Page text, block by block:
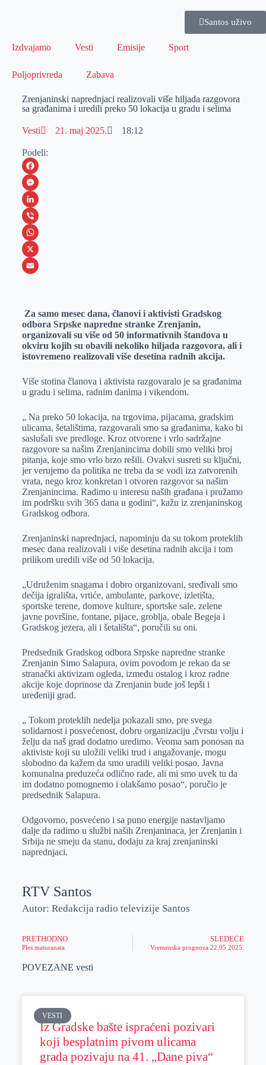
Santos uživo
Izdvajamo Vesti Emisije Sport
Poljoprivreda Zabava
Zrenjaninski naprednjaci realizovali više hiljada razgovora
sa građanima i uredili preko 50 lokacija u gradu i selima
Vesti 21. maj 2025. 18:12
Podeli:
F
a
c
e
b
o
M
e
s
s
e
e
r
L
i
n
k
I
n
V
i
b
W
h
s
A
p
X
a
i
l
Za samo mesec dana, članovi i aktivisti Gradskog
odbora Srpske napredne stranke Zrenjanin,
organizovali su više od 50 informativnih štandova u
okviru kojih su obavili nekoliko hiljada razgovora, ali i
istovremeno realizovali više desetina radnih akcija.
Više stotina članova i aktivista razgovaralo je sa građanima
u gradu i selima, radnim danima i vikendom.
„ Na preko 50 lokacija, na trgovima, pijacama, gradskim
ulicama, šetalištima, razgovarali smo sa građanima, kako bi
saslušali sve predloge. Kroz otvorene i vrlo sadržajne
razgovore sa našim Zrenjanincima dobili smo veliki broj
pitanja, koje smo vrlo brzo rešili. Ovakvi susreti su ključni,
jer verujemo da politika ne treba da se vodi iza zatvorenih
vrata, nego kroz konkretan i otvoren razgovor sa našim
Zrenjanincima. Radimo u interesu naših građana i pružamo
im podršku svih 365 dana u godini“, kažu iz zrenjaninskog
Gradskog odbora.
Zrenjaninski naprednjaci, napominju da su tokom proteklih
mesec dana realizovali i više desetina radnih akcija i tom
prilikom uredili više od 50 lokacija.
„Udruženim snagama i dobro organizovani, sređivali smo
dečija igrališta, vrtiće, ambulante, parkove, izletišta,
sportske terene, domove kulture, sportske sale, zelene
javne površine, fontane, pijace, groblja, obale Begeja i
Gradskog jezera, ali i šetališta“, poručili su oni.
Predsednik Gradskog odbora Srpske napredne stranke
Zrenjanin Simo Salapura, ovim povodom je rekao da se
stranački aktivizam ogleda, između ostalog i kroz radne
akcije koje doprinose da Zrenjanin bude još lepši i
uređeniji grad.
„ Tokom proteklih nedelja pokazali smo, pre svega
solidarnost i posvećenost, dobru organizaciju ,čvrstu volju i
želju da naš grad dodatno uredimo. Veoma sam ponosan na
aktiviste koji su uložili veliki trud i angažovanje, mogu
slobodno da kažem da smo uradili veliki posao. Javna
komunalna preduzeća odlično rade, ali mi smo uvek tu da
im dodatno pomognemo i olakšamo posao“, poručio je
predsednik Salapura.
Odgovorno, posvećeno i sa puno energije nastavljamo
dalje da radimo u službi naših Zrenjaninaca, jer Zrenjanin i
Srbija ne smeju da stanu, dodaju za kraj zrenjaninski
naprednjaci.
RTV Santos
Autor: Redakcija radio televizije Santos
PRETHODNO
Ples maturanata
SLEDEĆE
Vremenska prognoza 22.05.2025.
POVEZANE vesti
VESTI
Iz Gradske bašte ispraćeni pozivari
koji besplatnim pivom ulicama
grada pozivaju na 41. „Dane piva“